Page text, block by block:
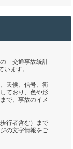
「交通事故統計
ます。
天候、信号、衝
ており、色や形
で、事故のイメ
行者含む）まで
の文字情報をご